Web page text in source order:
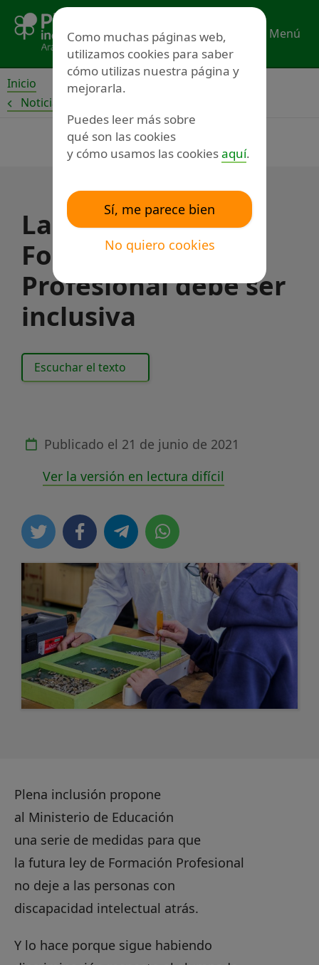
contenido
Menú
Inicio
Noticias
La nueva ley de
Formación
Profesional debe ser
inclusiva
Escuchar el texto
Publicado el 21 de junio de 2021
Ver la versión en lectura difícil
Plena inclusión propone
al Ministerio de Educación
una serie de medidas para que
la futura ley de Formación Profesional
no deje a las personas con
discapacidad intelectual atrás.
Y lo hace porque sigue habiendo
Como muchas páginas web,
utilizamos cookies para saber
cómo utilizas nuestra página y
mejorarla.
Puedes leer más sobre
qué son las cookies
y cómo usamos las cookiesaquí.
Sí, me parece bien
No quiero cookies